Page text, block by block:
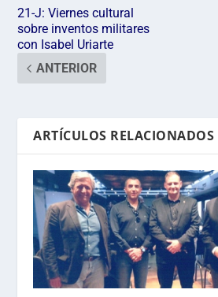
21-J: Viernes cultural
sobre inventos militares
con Isabel Uriarte
ANTERIOR
ARTÍCULOS RELACIONADOS